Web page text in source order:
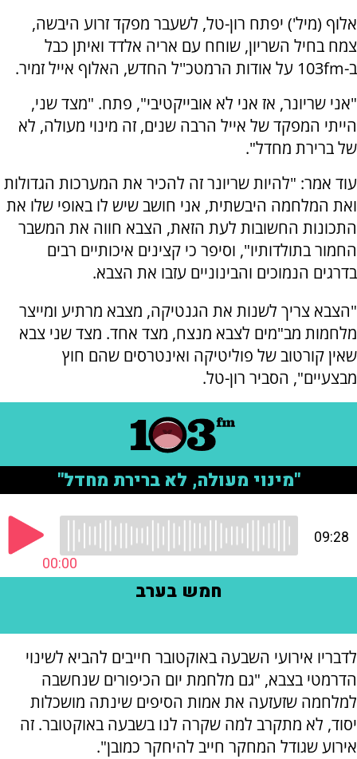
אלוף (מיל') יפתח רון-טל, לשעבר מפקד זרוע היבשה,
צמח בחיל השריון, שוחח עם אריה אלדד ואיתן כבל
ב-103fm על אודות הרמטכ''ל החדש, האלוף אייל זמיר.
"אני שריונר, אז אני לא אובייקטיבי", פתח. "מצד שני,
הייתי המפקד של אייל הרבה שנים, זה מינוי מעולה, לא
של ברירת מחדל".
עוד אמר: "להיות שריונר זה להכיר את המערכות הגדולות
ואת המלחמה היבשתית, אני חושב שיש לו באופי שלו את
התכונות החשובות לעת הזאת, הצבא חווה את המשבר
החמור בתולדותיו", וסיפר כי קצינים איכותיים רבים
בדרגים הנמוכים והבינוניים עזבו את הצבא.
"הצבא צריך לשנות את הגנטיקה, מצבא מרתיע ומייצר
מלחמות מב"מים לצבא מנצח, מצד אחד. מצד שני צבא
שאין קורטוב של פוליטיקה ואינטרסים שהם חוץ
מבצעיים", הסביר רון-טל.
לדבריו אירועי השבעה באוקטובר חייבים להביא לשינוי
הדרמטי בצבא, "גם מלחמת יום הכיפורים שנחשבה
למלחמה שזעזעה את אמות הסיפים שינתה מושכלות
יסוד, לא מתקרב למה שקרה לנו בשבעה באוקטובר. זה
אירוע שגודל המחקר חייב להיחקר כמובן".